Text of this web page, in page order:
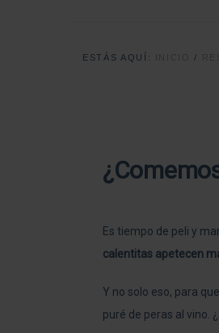
ESTÁS AQUÍ: INICIO /
Es tiempo de peli y
calentitas apetecen
Y no solo eso, para
puré de peras al vino.